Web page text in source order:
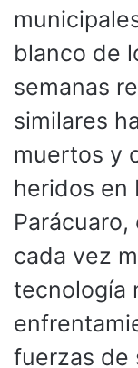
blanco de
semanas
similares
muertos y
heridos en
cada vez
tecnología
fuerzas de